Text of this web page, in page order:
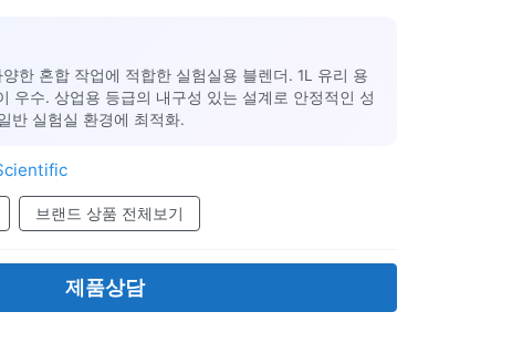
한 혼합 작업에 적합한 실험실용 블렌더. 1L 유리 용
우수. 상업용 등급의 내구성 있는 설계로 안정적인 성
반 실험실 환경에 최적화.
브랜드 상품 전체보기
제품상담